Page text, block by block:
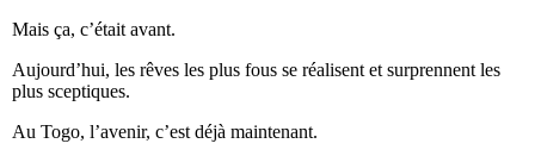
Mais ça, c’était avant.
Aujourd’hui, les rêves les plus fous se réalisent et surprennent les
plus sceptiques.
Au Togo, l’avenir, c’est déjà maintenant.